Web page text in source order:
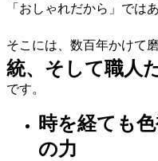
「おしゃれだから」では
そこには、数百年かけて
統、そして職人
です。
時を経ても
の力